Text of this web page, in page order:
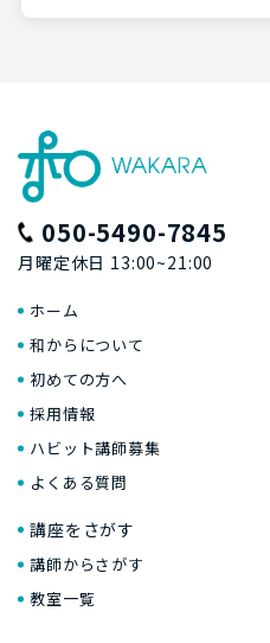
050-5490-7845
月曜定休日 13:00~21:00
ホーム
和からについて
初めての方へ
採用情報
ハビット講師募集
よくある質問
講座をさがす
講師からさがす
教室一覧